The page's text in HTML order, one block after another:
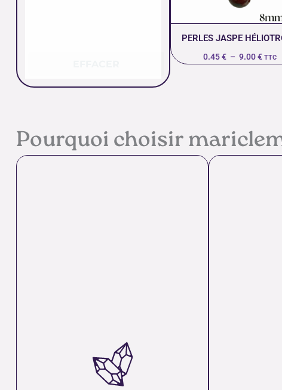
PERLES JASPE
0.45€ – 9.00€ TTC
Pourquoi choisir
AUTHENTIQUES ET DE QUALITÉ :
Nous sélectionnons rigoureusement nos
minéraux pour vous offrir des pierres 100 %
PLUS DE 21
Forte d’une
décennies, notre